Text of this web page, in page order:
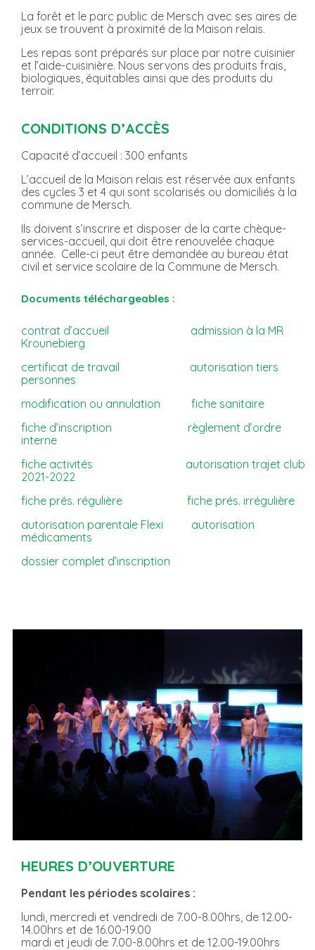
La forêt et le parc public de Mersch avec ses aires de
jeux se trouvent à proximité de la Maison relais.
Les repas sont préparés sur place par notre cuisinier
et l’aide-cuisinière. Nous servons des produits frais,
biologiques, équitables ainsi que des produits du
terroir.
CONDITIONS D’ACCÈS
Capacité d’accueil : 300 enfants
L’accueil de la Maison relais est réservée aux enfants
des cycles 3 et 4 qui sont scolarisés ou domiciliés à la
commune de Mersch.
Ils doivent s’inscrire et disposer de la carte chèque-
services-accueil, qui doit être renouvelée chaque
année. Celle-ci peut être demandée au bureau état
civil et service scolaire de la Commune de Mersch.
Documents téléchargeables :
contrat d’accueil
admission à la MR
Krounebierg
certificat de travail
autorisation tiers
personnes
modification ou annulation
fiche sanitaire
fiche d’inscription
règlement d’ordre
interne
fiche activités
autorisation trajet club
2021-2022
fiche prés. régulière
fiche prés. irrégulière
autorisation parentale Flexi
autorisation
médicaments
dossier complet d’inscription
HEURES D’OUVERTURE
Pendant les périodes scolaires :
lundi, mercredi et vendredi de 7.00-8.00hrs, de 12.00-
14.00hrs et de 16.00-19.00
mardi et jeudi de 7.00-8.00hrs et de 12.00-19.00hrs